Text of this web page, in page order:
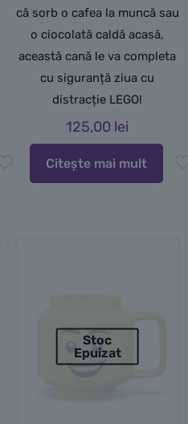
că sorb o cafea la muncă sau
o ciocolată caldă acasă,
această cană le va completa
cu siguranță ziua cu
distracție LEGO!
125,00 lei
Citește mai mult
Stoc
Epuizat